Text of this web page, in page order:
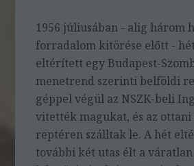
1956 júliusában - alig három
forradalom kitörése előtt -
eltérített egy Budapest-
menetrend szerinti belföldi
géppel végül az NSZK-beli
vitették magukat, és az ottani
reptéren szálltak le. A hét
további két utas élt a váratlan